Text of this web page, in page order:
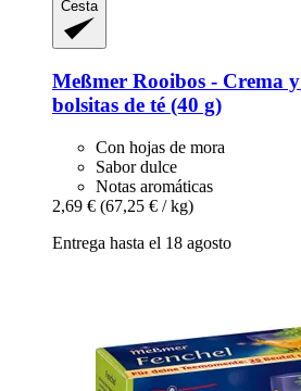
Cesta
Meßmer Rooibos -​ Crema
bolsitas de té (40 g)
Con hojas de mora
Sabor dulce
Notas aromáticas
2,69 € (67,25 € / kg)
Entrega hasta el 18 agosto